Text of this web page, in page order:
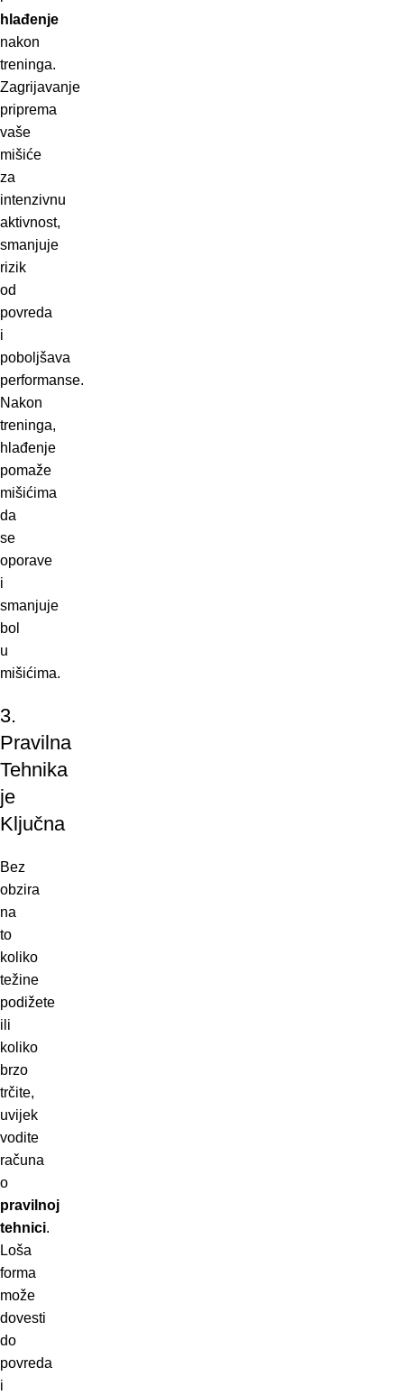
hlađenje
nakon
treninga.
Zagrijavanje
priprema
vaše
mišiće
za
intenzivnu
aktivnost,
smanjuje
rizik
od
povreda
i
poboljšava
performanse.
Nakon
treninga,
hlađenje
pomaže
mišićima
da
se
oporave
i
smanjuje
bol
u
mišićima.
3.
Pravilna
Tehnika
je
Ključna
Bez
obzira
na
to
koliko
težine
podižete
ili
koliko
brzo
trčite,
uvijek
vodite
računa
o
pravilnoj
tehnici.
Loša
forma
može
dovesti
do
povreda
i